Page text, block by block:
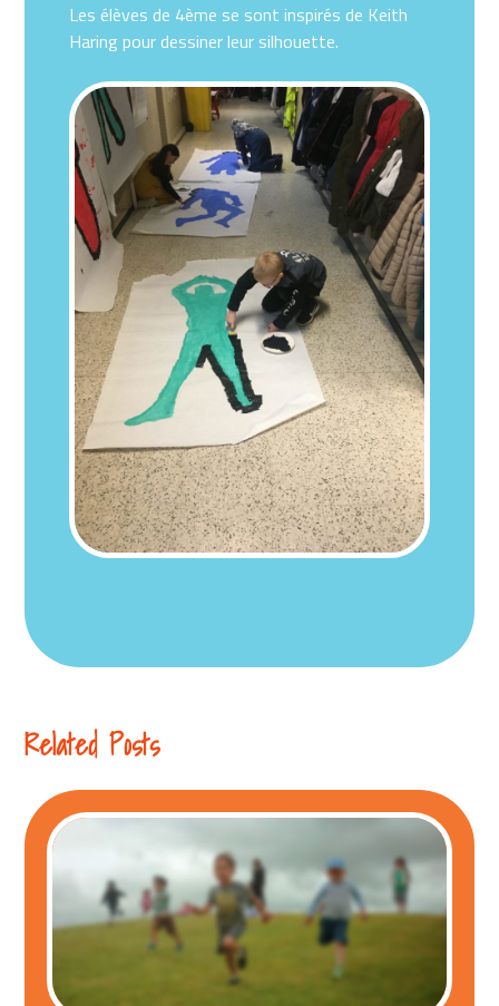
Les élèves de 4ème se sont inspirés de Keith
Haring pour dessiner leur silhouette.
Related Posts